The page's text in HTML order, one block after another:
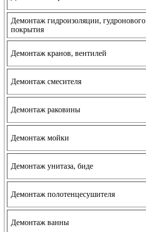
Демонтаж гидроизоляции, гудронового
покрытия
Демонтаж кранов, вентилей
Демонтаж смесителя
Демонтаж раковины
Демонтаж мойки
Демонтаж унитаза, биде
Демонтаж полотенцесушителя
Демонтаж ванны